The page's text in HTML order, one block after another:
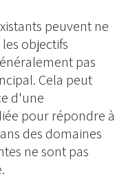
peuvent ne
objectifs
pas
Cela peut
d'une
pour répondre à
des domaines
ne sont pas